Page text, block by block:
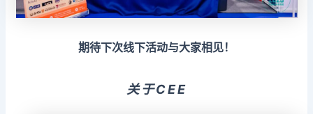
期待下次线下活动与大家相见！
关于CEE